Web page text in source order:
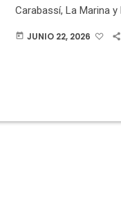
Carabassí, La Marina
reconocimiento que
today JUNIO 22, 2026